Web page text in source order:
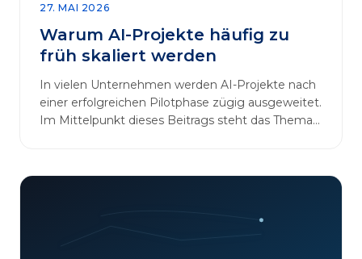
27. MAI 2026
Warum AI-Projekte häufig zu
früh skaliert werden
In vielen Unternehmen werden AI-Projekte nach
einer erfolgreichen Pilotphase zügig ausgeweitet.
Im Mittelpunkt dieses Beitrags steht das Thema